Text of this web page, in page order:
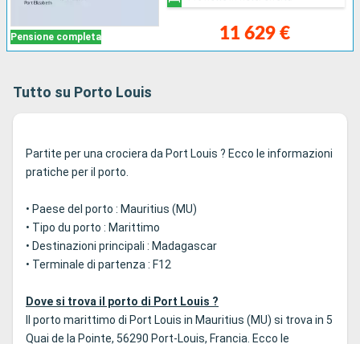
Pensione completa 11 629 €
Tutto su Porto Louis
Partite per una crociera da Port Louis ? Ecco le informazioni
pratiche per il porto.
• Paese del porto : Mauritius (MU)
• Tipo du porto : Marittimo
• Destinazioni principali : Madagascar
• Terminale di partenza : F12
Dove si trova il porto di Port Louis ?
Il porto marittimo di Port Louis in Mauritius (MU) si trova in 5
Quai de la Pointe, 56290 Port-Louis, Francia. Ecco le